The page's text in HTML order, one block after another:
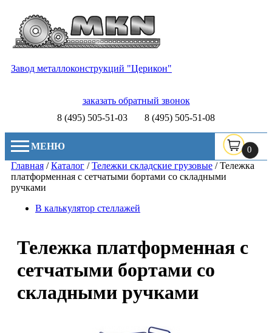
Завод металлоконструкций "Церикон"
заказать обратный звонок
8 (495) 505-51-03
8 (495) 505-51-08
0
МЕНЮ
Главная /Каталог /Тележки складские грузовые /Тележка
платформенная с сетчатыми бортами со складными
ручками
В калькулятор стеллажей
Тележка платформенная с
сетчатыми бортами со
складными ручками